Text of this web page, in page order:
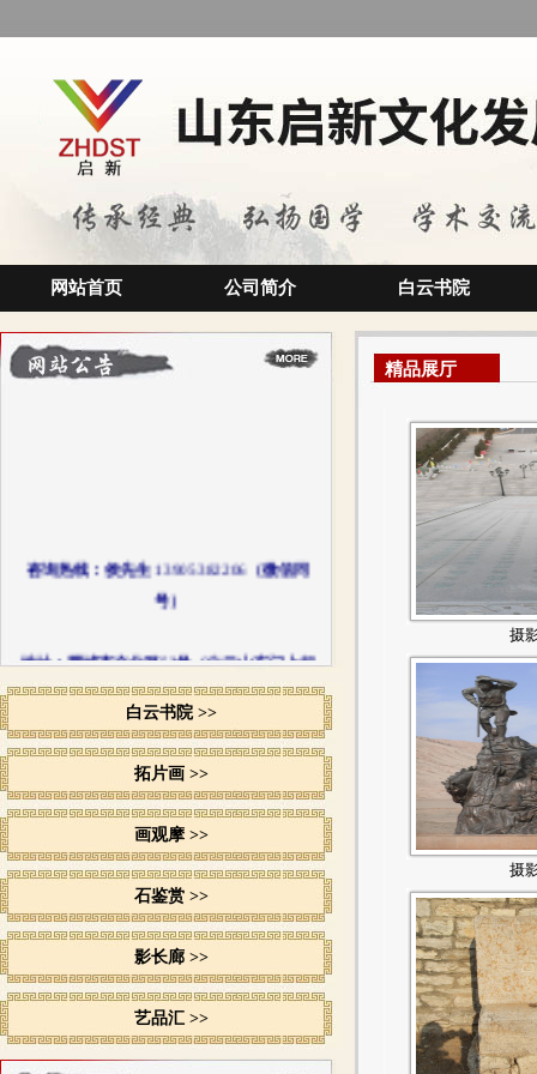
网站首页 公司简介 白云书院
咨询热线：侯先生
地址：肥城市文化路53号（白云山东门上行
100米）
白云书院 >>
拓片画 >>
画观摩 >>
石鉴赏 >>
影长廊 >>
艺品汇 >>
精品展厅
摄
摄